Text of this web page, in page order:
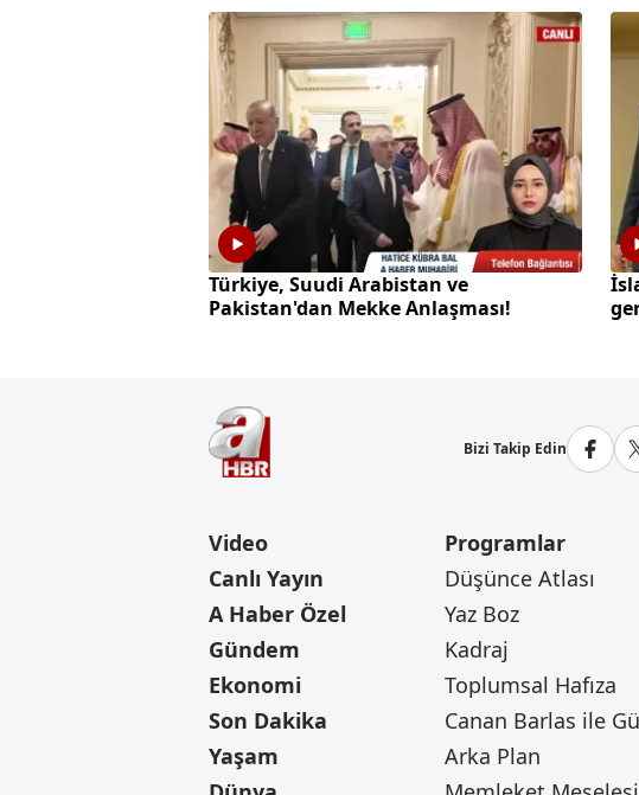
Türkiye, Suudi Arabistan ve
Pakistan'dan Mekke Anlaşması!
Bizi Takip Edin
Video
Canlı Yayın
A Haber Özel
Gündem
Ekonomi
Son Dakika
Yaşam
Programlar
Düşünce Atlası
Yaz Boz
Kadraj
Toplumsal Hafıza
Arka Plan